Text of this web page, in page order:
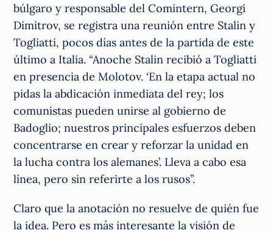
búlgaro y responsable del Comintern, Georgi
Dimitrov, se registra una reunión entre Stalin y
Togliatti, pocos días antes de la partida de este
último a Italia. “Anoche Stalin recibió a Togliatti
en presencia de Molotov. ‘En la etapa actual no
pidas la abdicación inmediata del rey; los
comunistas pueden unirse al gobierno de
Badoglio; nuestros principales esfuerzos deben
concentrarse en crear y reforzar la unidad en
la lucha contra los alemanes’. Lleva a cabo esa
línea, pero sin referirte a los rusos”.
Claro que la anotación no resuelve de quién fue
la idea. Pero es más interesante la visión de